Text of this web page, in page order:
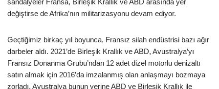
değiştirse de Afrika’nın militarizasyonu devam ediyor.
Geçtiğimiz birkaç yıl boyunca, Fransız silah endüstrisi bazı ağır
darbeler aldı. 2021’de Birleşik Krallık ve ABD, Avustralya’yı
Fransız Donanma Grubu’ndan 12 adet dizel motorlu denizaltı
satın almak için 2016’da imzalanmış olan anlaşmayı bozmaya
zorladı. Avustralya bunun yerine ABD ve Birleşik Krallık ile